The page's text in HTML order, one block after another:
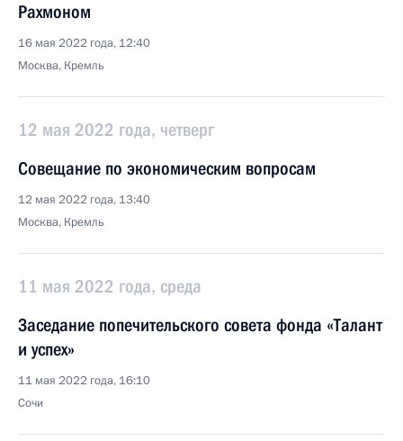
Рахмоном
16 мая 2022 года, 12:40
Москва, Кремль
12 мая 2022 года, четверг
Совещание по экономическим вопросам
12 мая 2022 года, 13:40
Москва, Кремль
11 мая 2022 года, среда
Заседание попечительского совета фонда «Талант
и успех»
11 мая 2022 года, 16:10
Сочи